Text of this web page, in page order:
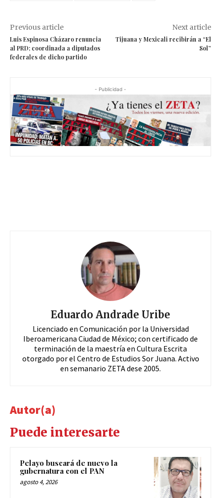
Previous article
Luis Espinosa Cházaro renuncia
al PRD; coordinada a diputados
federales de dicho partido
Next article
Tijuana y Mexicali recibirán a “El
Sol”
- Publicidad -
Eduardo Andrade Uribe
Licenciado en Comunicación por la Universidad
Iberoamericana Ciudad de México; con certificado de
terminación de la maestría en Cultura Escrita
otorgado por el Centro de Estudios Sor Juana. Activo
en semanario ZETA dese 2005.
Autor(a)
Puede interesarte
Pelayo buscará de nuevo la
gubernatura con el PAN
agosto 4, 2026